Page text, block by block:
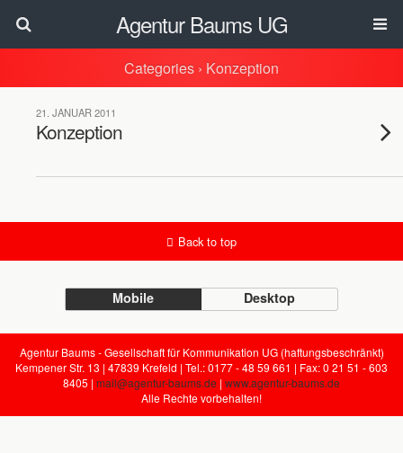
Agentur Baums UG
Categories › Konzeption
21. JANUAR 2011
Konzeption
Back to top
Mobile Desktop
Agentur Baums - Gesellschaft für Kommunikation UG (haftungsbeschränkt)
Kempener Str. 13 | 47839 Krefeld | Tel.: 0177 - 48 59 661 | Fax: 0 21 51 - 603
8405 | mail@agentur-baums.de | www.agentur-baums.de
Alle Rechte vorbehalten!